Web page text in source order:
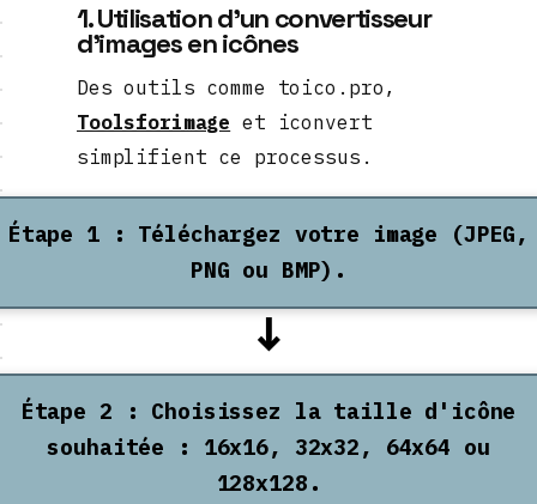
1. Utilisation d'un convertisseur
d'images en icônes
Des outils comme toico.pro,
Toolsforimage et iconvert
simplifient ce processus.
Étape 1 : Téléchargez votre image (JPEG,
PNG ou BMP).
↓
Étape 2 : Choisissez la taille d'icône
souhaitée : 16x16, 32x32, 64x64 ou
128x128.